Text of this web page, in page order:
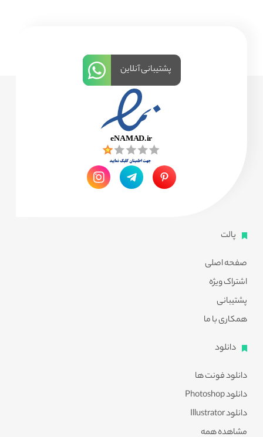
پالت
صفحه اصلی
اشتراک ویژه
پشتیبانی
همکاری با ما
دانلود
دانلود فونت ها
دانلود Photoshop
دانلود Illustrator
مشاهده همه
پشتیبانی آنلاین